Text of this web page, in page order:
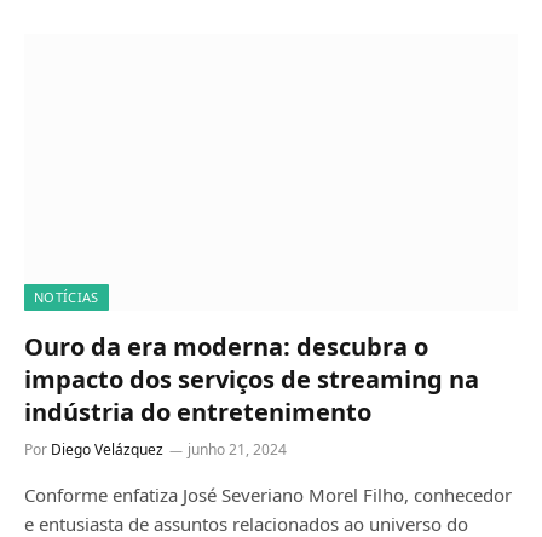
NOTÍCIAS
Ouro da era moderna: descubra o
impacto dos serviços de streaming na
indústria do entretenimento
Por Diego Velázquez junho 21, 2024
Conforme enfatiza José Severiano Morel Filho, conhecedor
e entusiasta de assuntos relacionados ao universo do